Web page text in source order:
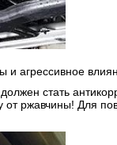
агрессивное
стать
ржавчины! Для